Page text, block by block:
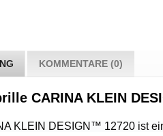
KOMMENTARE (0)
CARINA KLEIN
KLEIN DESIGN™ 12720 ist